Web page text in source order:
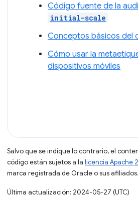
Código fuente de la
initial-scale
Conceptos básicos del
Cómo usar la
dispositivos móviles
Salvo que se indique lo contrario, el
código están sujetos a la licencia Apache
marca registrada de Oracle o sus afiliados.
Última actualización: 2024-05-27 (UTC)